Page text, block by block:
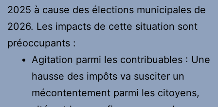
2025 à cause des élections municipales de
2026. Les impacts de cette situation sont
préoccupants :
Agitation parmi les contribuables : Une
hausse des impôts va susciter un
mécontentement parmi les citoyens,